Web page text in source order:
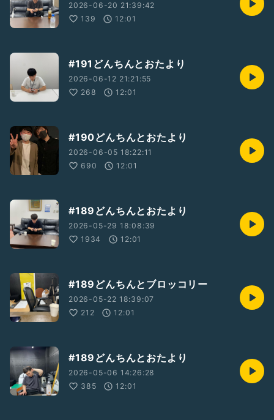
2026-06-20 21:39:42
139
12:01
#191どんちんとおたより
2026-06-12 21:21:55
268
12:01
#190どんちんとおたより
2026-06-05 18:22:11
690
12:01
#189どんちんとおたより
2026-05-29 18:08:39
1934
12:01
#189どんちんとブロッコリー
2026-05-22 18:39:07
212
12:01
#189どんちんとおたより
2026-05-06 14:26:28
385
12:01